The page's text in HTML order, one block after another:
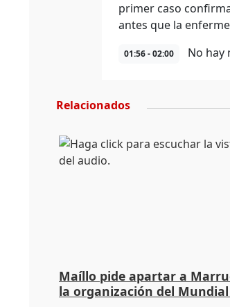
primer caso
antes que la
01:56 - 02:00 No hay
Relacionados
Maíllo pide apartar a
la organización del Mundial